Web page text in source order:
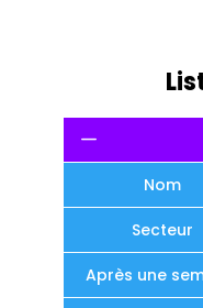
Nom
Secteur
Après une